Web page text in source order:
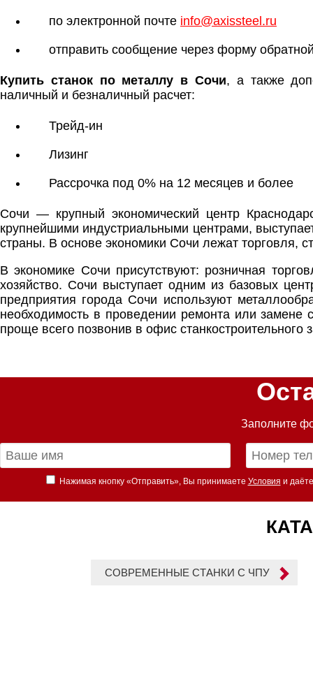
по электронной почте info@axissteel.ru
отправить сообщение через форму
Купить станок по металлу в Сочи, а также
наличный и безналичный расчет:
Трейд-ин
Лизинг
Рассрочка под 0% на 12 месяцев и более
Сочи — крупный экономический центр
крупнейшими индустриальными центрами,
страны. В основе экономики Сочи лежат торговля,
В экономике Сочи присутствуют: розничная
хозяйство. Сочи выступает одним из базовых
предприятия города Сочи используют
необходимость в проведении ремонта или замене
проще всего позвонив в офис станкостроительного
Заполните
Нажимая кнопку «Отправить», Вы принимаете Условия и
СОВРЕМЕННЫЕ СТАНКИ С ЧПУ